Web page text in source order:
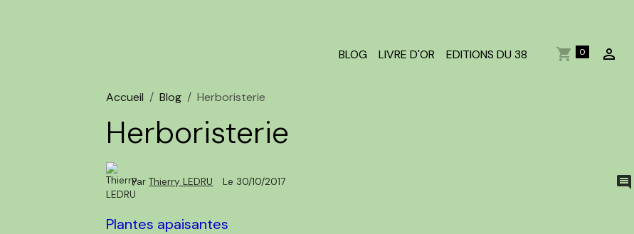
BLOG LIVRE D'OR EDITIONS DU 38 0
Accueil Blog Herboristerie
Herboristerie
ParThierry LEDRU Le 30/10/2017
Plantes apaisantes